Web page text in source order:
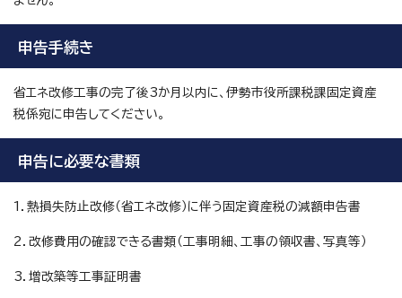
申告手続き
省エネ改修工事の完了後3か月以内に、伊勢市役所課税課固定資産
税係宛に申告してください。
申告に必要な書類
1．熱損失防止改修（省エネ改修）に伴う固定資産税の減額申告書
2．改修費用の確認できる書類（工事明細、工事の領収書、写真等）
3．増改築等工事証明書